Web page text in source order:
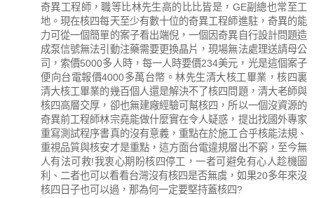
奇異工程師，職等比林先生高的比比皆是，GE副總也常至工
地。現在核四每天至少有數十位的奇異工程師進駐，奇異的能
力可從一個簡單的案子看出端倪，一個因奇異自行設計問題造
成泵信號無法引動注藥需要更換晶片，現場無法處理送請母公
司，索價5000多人時，每一人時要價234美元，光是這個案子
便向台電報價4000多萬台幣。林先生清大核工畢業，核四裏
清大核工畢業的幾百個人還是解決不了核四問題，清大老師與
核四高層交厚，卻也無建廠經驗可幫核四，所以一個沒資源的
奇異前工程師林宗堯能做什麼實在令人疑惑，提出找國外專家
重寫測試程序書真的沒有意義，重點在於施工合乎核能法規、
重視品質與核安才是重點，這方面台電違規層出不窮，至今無
人有法可救!我衷心期盼核四停工，一者可避免有心人趁機圖
利、二者也可以看看台灣沒有核四是否無虞，如果20多年來沒
核四日子也可以過，那為何一定要堅持蓋核四?